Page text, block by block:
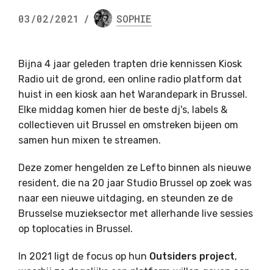
03/02/2021 / SOPHIE
Bijna 4 jaar geleden trapten drie kennissen Kiosk
Radio uit de grond, een online radio platform dat
huist in een kiosk aan het Warandepark in Brussel.
Elke middag komen hier de beste dj's, labels &
collectieven uit Brussel en omstreken bijeen om
samen hun mixen te streamen.
Deze zomer hengelden ze Lefto binnen als nieuwe
resident, die na 20 jaar Studio Brussel op zoek was
naar een nieuwe uitdaging, en steunden ze de
Brusselse muzieksector met allerhande live sessies
op toplocaties in Brussel.
In 2021 ligt de focus op hun Outsiders project,